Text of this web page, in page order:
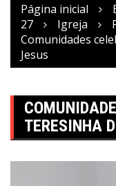
Página inicial
27
Igreja
Comunidades
Jesus
TERESINHA